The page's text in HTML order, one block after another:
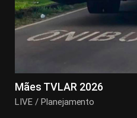
Mães TVLAR 2026
LIVE / Planejamento